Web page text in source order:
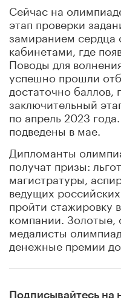
Сейчас на
этап проверки
замиранием сердца
кабинетами, где
Поводы для
успешно прошли
достаточно баллов,
заключительный
по апрель 2023
подведены в мае.
Дипломанты
получат призы:
магистратуры,
ведущих
пройти стажировку
компании. Золотые,
медалисты
денежные премии
Подписывайтесь на